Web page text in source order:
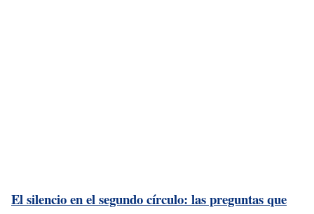
El silencio en el segundo círculo: las preguntas que